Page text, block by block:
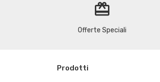
redeem
Offerte Speciali
Prodotti